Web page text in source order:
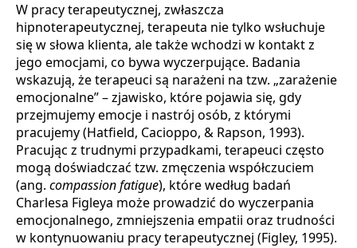
W pracy terapeutycznej, zwłaszcza
hipnoterapeutycznej, terapeuta nie tylko wsłuchuje
się w słowa klienta, ale także wchodzi w kontakt z
jego emocjami, co bywa wyczerpujące. Badania
wskazują, że terapeuci są narażeni na tzw. „zarażenie
emocjonalne” – zjawisko, które pojawia się, gdy
przejmujemy emocje i nastrój osób, z którymi
pracujemy (Hatfield, Cacioppo, & Rapson, 1993).
Pracując z trudnymi przypadkami, terapeuci często
mogą doświadczać tzw. zmęczenia współczuciem
(ang. compassion fatigue), które według badań
Charlesa Figleya może prowadzić do wyczerpania
emocjonalnego, zmniejszenia empatii oraz trudności
w kontynuowaniu pracy terapeutycznej (Figley, 1995).